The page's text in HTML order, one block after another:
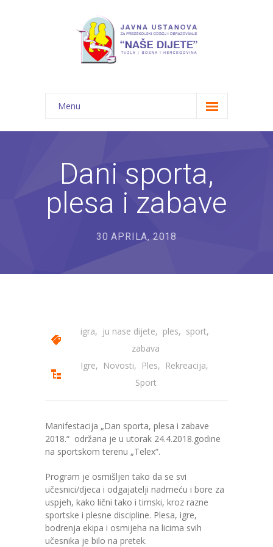
Menu
Početna
O nama
-- JU "Naše dijete"
---- Jelenko
---- Kolibri
---- Poletarac
---- Sunčica
---- Zeko
---- Zvjezdica
Dani sporta,
plesa i zabave
30 APRILA, 2018
igra, ju nase dijete, ples, sport,
zabava
Igre, Novosti, Ples, Rekreacija,
Sport
Manifestacija „Dan sporta, plesa i zabave
2018.“ održana je u utorak 24.4.2018.godine
na sportskom terenu „Telex“.
Program je osmišljen tako da se svi
učesnici/djeca i odgajatelji nadmeću i bore za
uspjeh, kako lični tako i timski, kroz razne
sportske i plesne discipline. Plesa, igre,
bodrenja ekipa i osmijeha na licima svih
učesnika je bilo na pretek.